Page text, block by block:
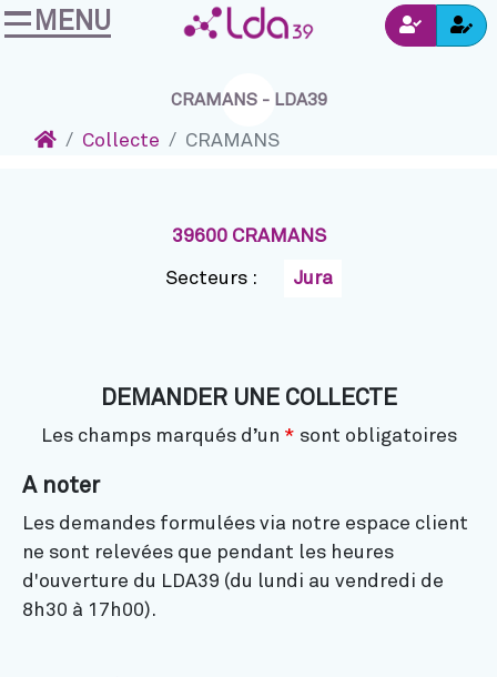
Accéder au contenu
Connexion
MENU
CRAMANS - LDA39
AccueilCollecte CRAMANS
39600 CRAMANS
Secteurs : Jura
DEMANDER UNE COLLECTE
Les champs marqués d’un * sont obligatoires
A noter
Les demandes formulées via notre espace client
ne sont relevées que pendant les heures
d'ouverture du LDA39 (du lundi au vendredi de
8h30 à 17h00).